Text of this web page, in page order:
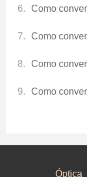
Como
Como
Como
Como
Óptica